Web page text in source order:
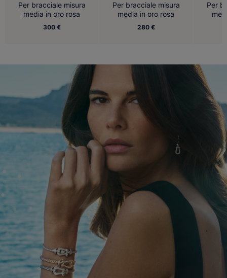
Per bracciale misura
media in oro rosa
300 €
Per bracciale misura
media in oro rosa
280 €
Per